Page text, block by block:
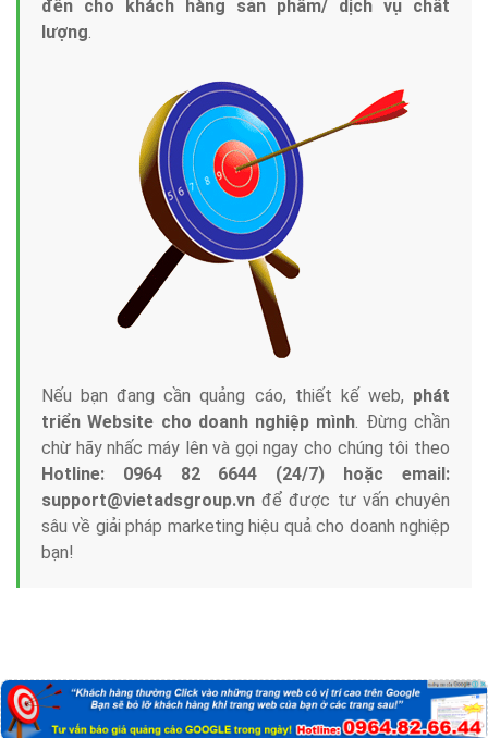
đến cho khách hàng sản phẩm/ dịch vụ chất
lượng.
Nếu bạn đang cần quảng cáo, thiết kế web, phát
triển Website cho doanh nghiệp mình. Đừng chần
chừ hãy nhấc máy lên và gọi ngay cho chúng tôi theo
Hotline: 0964 82 6644 (24/7) hoặc email:
support@vietadsgroup.vn để được tư vấn chuyên
sâu về giải pháp marketing hiệu quả cho doanh nghiệp
bạn!